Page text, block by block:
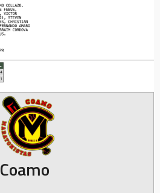
Coamo